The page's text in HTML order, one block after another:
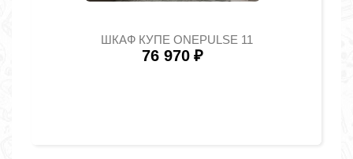
ШКАФ КУПЕ ONEPULSE 11
76 970 ₽